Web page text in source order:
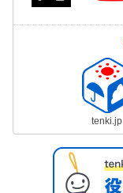
tenki.jp